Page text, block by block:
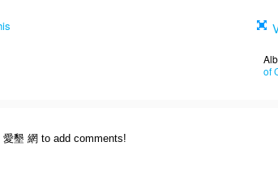
of
墾 網 to add comments!